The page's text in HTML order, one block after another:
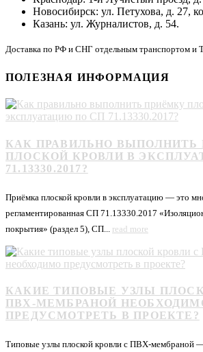
Новосибирск: ул. Петухова, д. 27,
Казань: ул. Журналистов, д. 54.
Доставка по РФ и СНГ отдельным транспортом и
ПОЛЕЗНАЯ ИНФОРМАЦИЯ
КАК ПРАВИЛЬНО ВЫПОЛНИТЬ
ПЛОСКОЙ КРОВЛИ В
71.13330.2017?
Приёмка плоской кровли в эксплуатацию — это
регламентированная СП 71.13330.2017
покрытия» (раздел 5), СП... read more
КАКИЕ ТИПОВЫЕ УЗЛЫ
ПВХ-МЕМБРАНОЙ
ПРЕДУСМОТРЕТЬ В ПРОЕКТЕ?
Типовые узлы плоской кровли с ПВХ-мембраной